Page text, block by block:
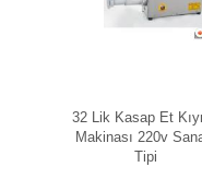
32 Lik Kasap Et
Makinası 220v
Tipi